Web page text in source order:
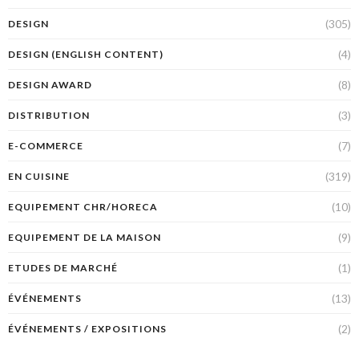
DESIGN (305)
DESIGN (ENGLISH CONTENT) (4)
DESIGN AWARD (8)
DISTRIBUTION (3)
E-COMMERCE (7)
EN CUISINE (319)
EQUIPEMENT CHR/HORECA (10)
EQUIPEMENT DE LA MAISON (9)
ETUDES DE MARCHÉ (1)
ÉVÉNEMENTS (13)
ÉVÉNEMENTS / EXPOSITIONS (2)